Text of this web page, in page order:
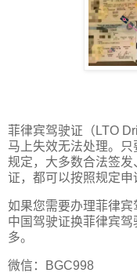
菲律宾驾驶证（LTO
马上失效无法处理。
规定，大多数合法签发
证，都可以按照规定申
如果您需要办理菲律宾
中国驾驶证换菲律宾
多。
微信：BGC998